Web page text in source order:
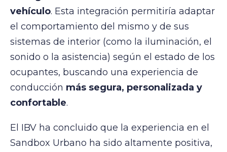
vehículo. Esta integración permitiría adaptar
el comportamiento del mismo y de sus
sistemas de interior (como la iluminación, el
sonido o la asistencia) según el estado de los
ocupantes, buscando una experiencia de
conducción más segura, personalizada y
confortable.
El IBV ha concluido que la experiencia en el
Sandbox Urbano ha sido altamente positiva,